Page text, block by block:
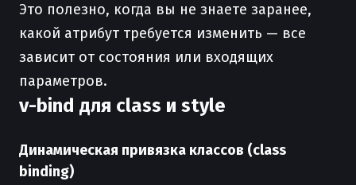
Это полезно, когда вы не знаете заранее,
какой атрибут требуется изменить — все
зависит от состояния или входящих
параметров.
v-bind для class и style
Динамическая привязка классов (class
binding)